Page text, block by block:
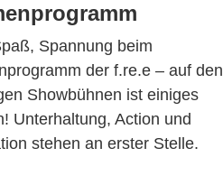
Spannung beim
der f.re.e – auf den
Showbühnen ist einiges
Unterhaltung, Action und
stehen an erster Stelle.